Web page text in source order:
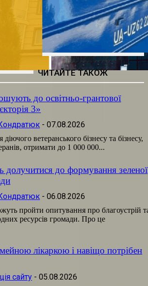
ЧИТАЙТЕ ТАКОЖ
до освітньо-грантової
3»
- 07.08.2026
ветеранського бізнесу та бізнесу,
отримати до 1 000 000...
долучитися до формування зеленої
- 06.08.2026
пройти опитування про благоустрій
ресурсів громади. Про це
лікаркою і навіщо потрібен
сайту - 05.08.2026